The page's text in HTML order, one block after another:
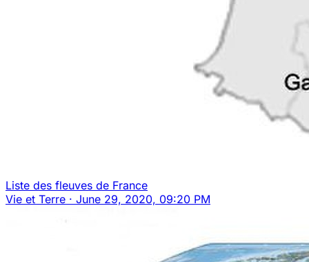
Liste des fleuves de France
Vie et Terre · June 29, 2020, 09:20 PM